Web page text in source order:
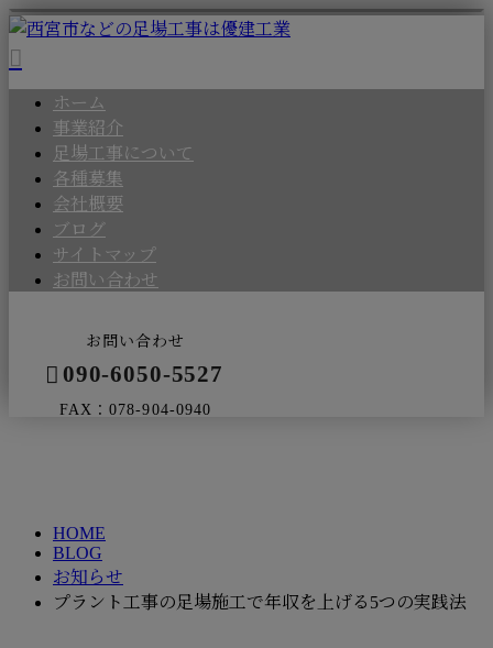
ホーム
事業紹介
足場工事について
各種募集
会社概要
ブログ
サイトマップ
お問い合わせ
お問い合わせ
090-6050-5527
FAX：078-904-0940
HOME
BLOG
お知らせ
プラント工事の足場施工で年収を上げる5つの実践法